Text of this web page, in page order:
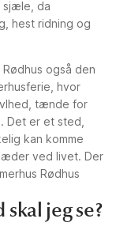
sjæle, da
hest ridning og
også den
hvor
tænde for
Det er et sted,
kan komme
ved livet. Der
Rødhus
jeg se?